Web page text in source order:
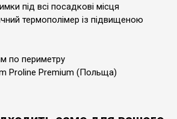
під всі посадкові місця
термополімер із підвищеною
по периметру
Proline Premium (Польща)